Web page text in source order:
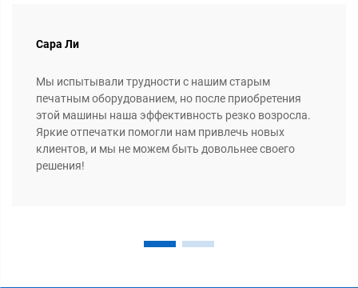
Сара Ли
Мы испытывали трудности с нашим старым
печатным оборудованием, но после приобретения
этой машины наша эффективность резко возросла.
Яркие отпечатки помогли нам привлечь новых
клиентов, и мы не можем быть довольнее своего
решения!